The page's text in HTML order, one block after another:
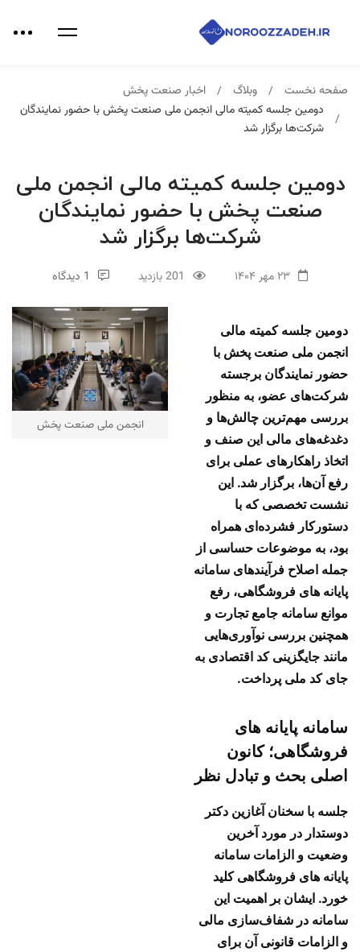
صفحه نخست وبلاگ
اخبار صنعت پخش
دومین جلسه کمیته مالی انجمن ملی صنعت پخش با حضور نمایندگان
شرکت‌ها برگزار شد
دومین جلسه کمیته مالی انجمن ملی
صنعت پخش با حضور نمایندگان
شرکت‌ها برگزار شد
201 بازدید 1 دیدگاه
دومین جلسه کمیته مالی
انجمن ملی صنعت پخش با
حضور نمایندگان برجسته
شرکت‌های عضو، به منظور
بررسی مهم‌ترین چالش‌ها و
دغدغه‌های مالی این صنف و
اتخاذ راهکارهای عملی برای
رفع آن‌ها، برگزار شد. این
نشست تخصصی که با
دستورکار فشرده‌ای همراه
بود، به موضوعات حساسی از
جمله اصلاح فرآیندهای سامانه
پایانه های فروشگاهی، رفع
موانع سامانه جامع تجارت و
همچنین بررسی نوآوری‌هایی
مانند جایگزینی کد اقتصادی به
جای کد ملی پرداخت.
سامانه پایانه های
فروشگاهی؛ کانون
اصلی بحث و تبادل نظر
جلسه با سخنان آغازین دکتر
دوستدار در مورد آخرین
وضعیت و الزامات سامانه
پایانه های فروشگاهی کلید
خورد. ایشان بر اهمیت این
سامانه در شفاف‌سازی مالی
و الزامات قانونی آن برای
انجمن ملی صنعت پخش